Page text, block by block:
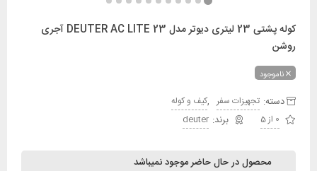
کوله پشتی 23 لیتری دیوتر مدل DEUTER AC LITE 23 آجری
روشن
ناموجود
دسته: تجهیزات سفر , کیف و کوله
0 از 5
deuter
محصول در حال حاضر موجود نمیباشد